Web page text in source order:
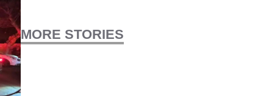
MORE STORIES